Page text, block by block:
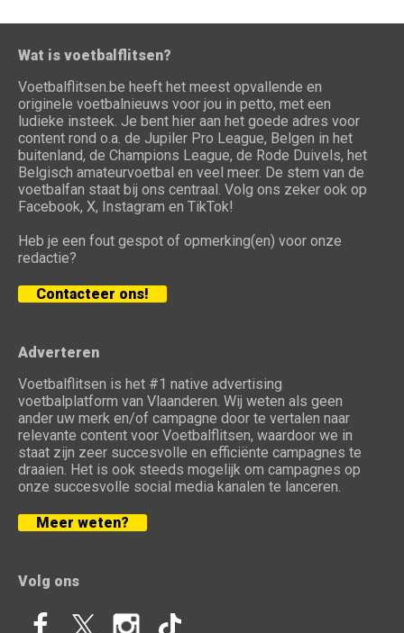
Wat is voetbalflitsen?
Voetbalflitsen.be heeft het meest opvallende en
originele voetbalnieuws voor jou in petto, met een
ludieke insteek. Je bent hier aan het goede adres voor
content rond o.a. de Jupiler Pro League, Belgen in het
buitenland, de Champions League, de Rode Duivels, het
Belgisch amateurvoetbal en veel meer. De stem van de
voetbalfan staat bij ons centraal. Volg ons zeker ook op
Facebook, X, Instagram en TikTok!
Heb je een fout gespot of opmerking(en) voor onze
redactie?
Contacteer ons!
Adverteren
Voetbalflitsen is het #1 native advertising
voetbalplatform van Vlaanderen. Wij weten als geen
ander uw merk en/of campagne door te vertalen naar
relevante content voor Voetbalflitsen, waardoor we in
staat zijn zeer succesvolle en efficiënte campagnes te
draaien. Het is ook steeds mogelijk om campagnes op
onze succesvolle social media kanalen te lanceren.
Meer weten?
Volg ons